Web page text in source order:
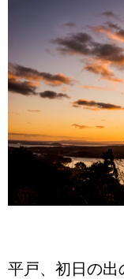
平戸、初日の出